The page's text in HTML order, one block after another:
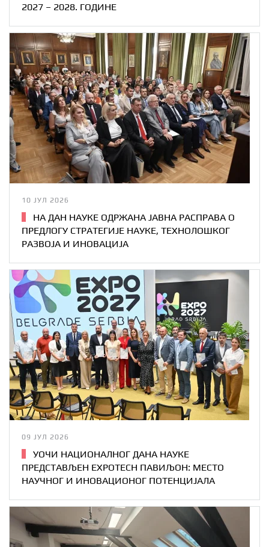
2027 – 2028. ГОДИНЕ
10 ЈУЛ 2026
НА ДАН НАУКЕ ОДРЖАНА ЈАВНА РАСПРАВА О
ПРЕДЛОГУ СТРАТЕГИЈЕ НАУКЕ, ТЕХНОЛОШКОГ
РАЗВОЈА И ИНОВАЦИЈА
09 ЈУЛ 2026
УОЧИ НАЦИОНАЛНОГ ДАНА НАУКЕ
ПРЕДСТАВЉЕН EXPOTECH ПАВИЉОН: МЕСТО
НАУЧНОГ И ИНОВАЦИОНОГ ПОТЕНЦИЈАЛА